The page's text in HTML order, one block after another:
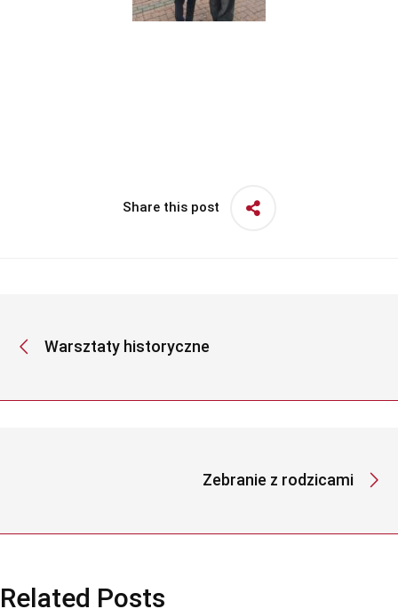
Share this post
Warsztaty historyczne
Zebranie z rodzicami
Related Posts